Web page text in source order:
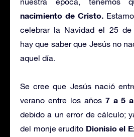
nacimiento de Cristo.
celebrar la Navidad el 25 de
hay que saber que Jesús no
aquel día.
Se cree que Jesús nació
verano entre los años 7 a 5
debido a un error de cálculo;
del monje erudito Dionisio el